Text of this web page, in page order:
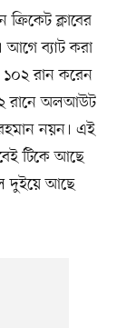
ক্লাবের
আগে ব্যাট করা
রান করেন
রানে অলআউট
নয়ন। এই
টিকে আছে
দুইয়ে আছে